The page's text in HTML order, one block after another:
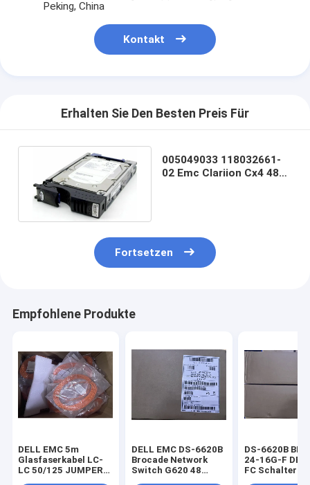
Peking, China
Kontakt
Erhalten Sie Den Besten Preis Für
005049033 118032661-
02 Emc Clariion Cx4 480
Fortsetzen
Empfohlene Produkte
DELL EMC 5m
Glasfaserkabel LC-
LC 50/125 JUMPER
DELL EMC DS-6620B
Brocade Network
Switch G620 48
DS-6620B BR-
24-16G-F
FC Schalter